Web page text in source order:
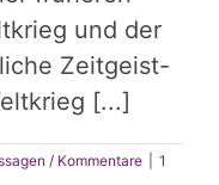
und der
Zeitgeist-
[...]
/ Kommentare
1